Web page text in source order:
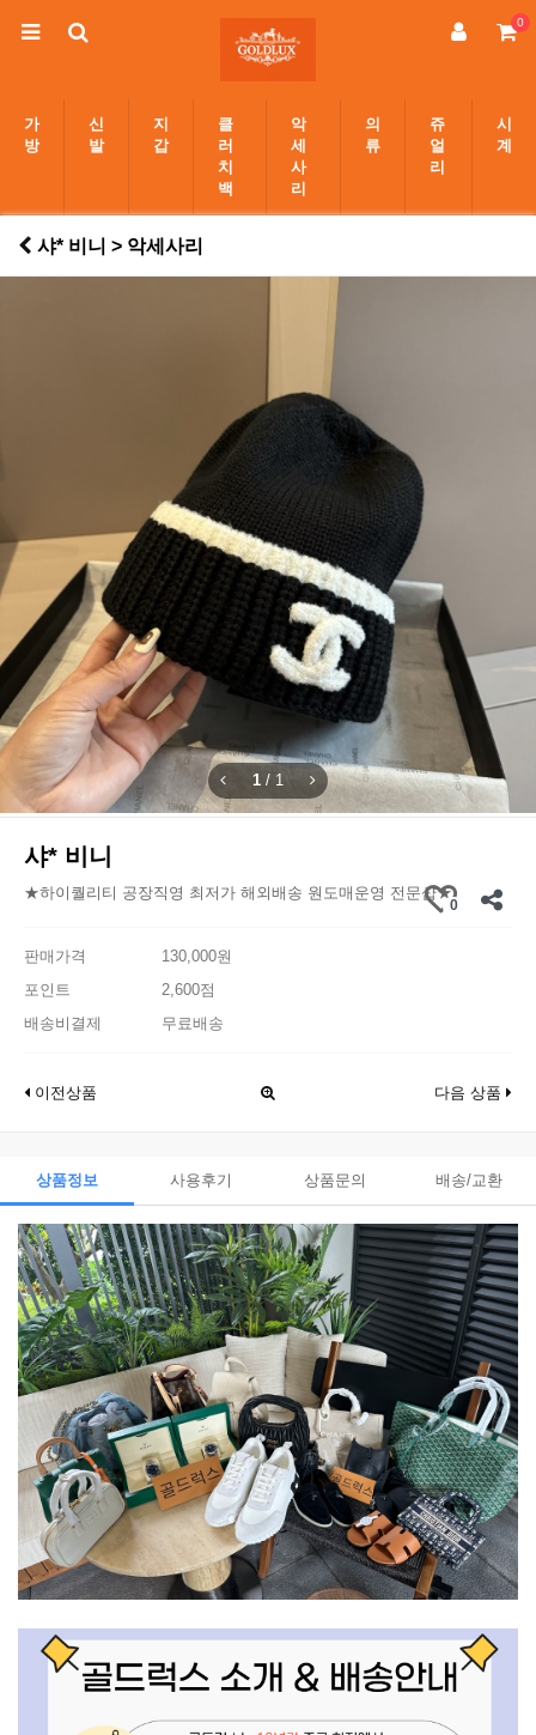
0
가
방
신
발
지
갑
클
러
치
백
악
세
사
리
의
류
쥬
얼
리
시
계
샤* 비니 > 악세사리
1 / 1
샤* 비니
★하이퀄리티 공장직영 최저가 해외배송 원도매운영 전문샵★
0
판매가격
130,000원
포인트
2,600점
배송비결제
무료배송
이전상품 다음 상품
상품정보 사용후기 상품문의 배송/교환